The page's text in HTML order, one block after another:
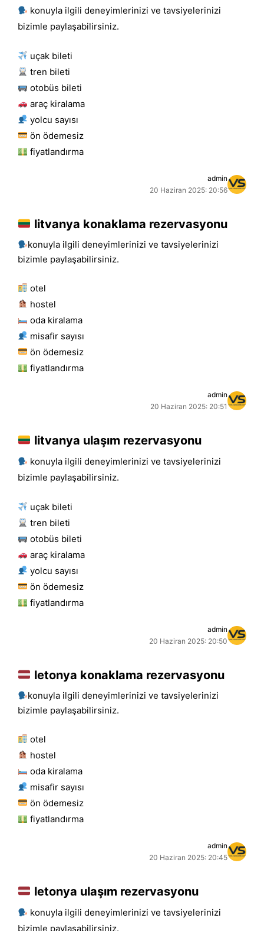
konuyla ilgili deneyimlerinizi ve tavsiyelerinizi
bizimle paylaşabilirsiniz.
uçak bileti
tren bileti
otobüs bileti
araç kiralama
yolcu sayısı
ön ödemesiz
fiyatlandırma
admin
20 Haziran 2025: 20:56
litvanya konaklama rezervasyonu
konuyla ilgili deneyimlerinizi ve tavsiyelerinizi
bizimle paylaşabilirsiniz.
otel
hostel
oda kiralama
misafir sayısı
ön ödemesiz
fiyatlandırma
admin
20 Haziran 2025: 20:51
litvanya ulaşım rezervasyonu
konuyla ilgili deneyimlerinizi ve tavsiyelerinizi
bizimle paylaşabilirsiniz.
uçak bileti
tren bileti
otobüs bileti
araç kiralama
yolcu sayısı
ön ödemesiz
fiyatlandırma
admin
20 Haziran 2025: 20:50
letonya konaklama rezervasyonu
konuyla ilgili deneyimlerinizi ve tavsiyelerinizi
bizimle paylaşabilirsiniz.
otel
hostel
oda kiralama
misafir sayısı
ön ödemesiz
fiyatlandırma
admin
20 Haziran 2025: 20:45
letonya ulaşım rezervasyonu
konuyla ilgili deneyimlerinizi ve tavsiyelerinizi
bizimle paylaşabilirsiniz.